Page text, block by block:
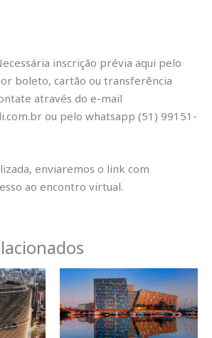
inscrição prévia aqui pelo
boleto, cartão ou transferência
através do e-mail
ou pelo whatsapp (51) 99151-
enviaremos o link com
ao encontro virtual.